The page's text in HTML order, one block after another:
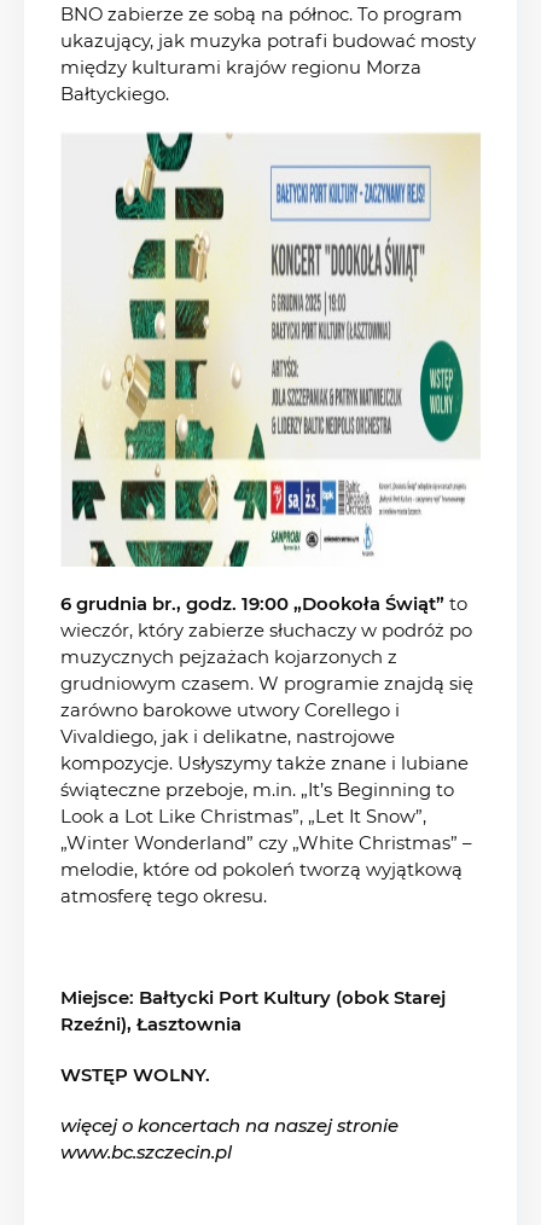
BNO zabierze ze sobą na północ. To program
ukazujący, jak muzyka potrafi budować mosty
między kulturami krajów regionu Morza
Bałtyckiego.
6 grudnia br., godz. 19:00 „Dookoła Świąt” to
wieczór, który zabierze słuchaczy w podróż po
muzycznych pejzażach kojarzonych z
grudniowym czasem. W programie znajdą się
zarówno barokowe utwory Corellego i
Vivaldiego, jak i delikatne, nastrojowe
kompozycje. Usłyszymy także znane i lubiane
świąteczne przeboje, m.in. „It’s Beginning to
Look a Lot Like Christmas”, „Let It Snow”,
„Winter Wonderland” czy „White Christmas” –
melodie, które od pokoleń tworzą wyjątkową
atmosferę tego okresu.
Miejsce: Bałtycki Port Kultury (obok Starej
Rzeźni), Łasztownia
WSTĘP WOLNY.
więcej o koncertach na naszej stronie
www.bc.szczecin.pl